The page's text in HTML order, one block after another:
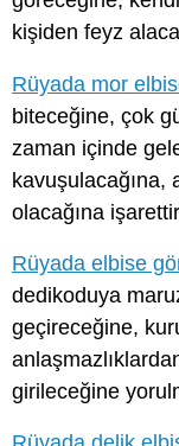
kişiden feyz
Rüyada mor
biteceğine, çok
zaman içinde
kavuşulacağına,
olacağına
Rüyada elbise
dedikoduya
geçireceğine,
girileceğine